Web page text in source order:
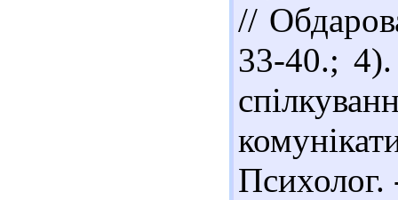
//
33-40.; 4).